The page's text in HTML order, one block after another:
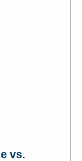
vs.